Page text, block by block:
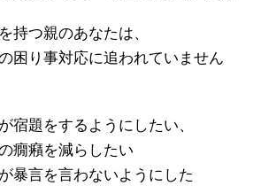
持つ親のあなたは、
困り事対応に追われていません
宿題をするようにしたい、
癇癪を減らしたい
暴言を言わないようにした